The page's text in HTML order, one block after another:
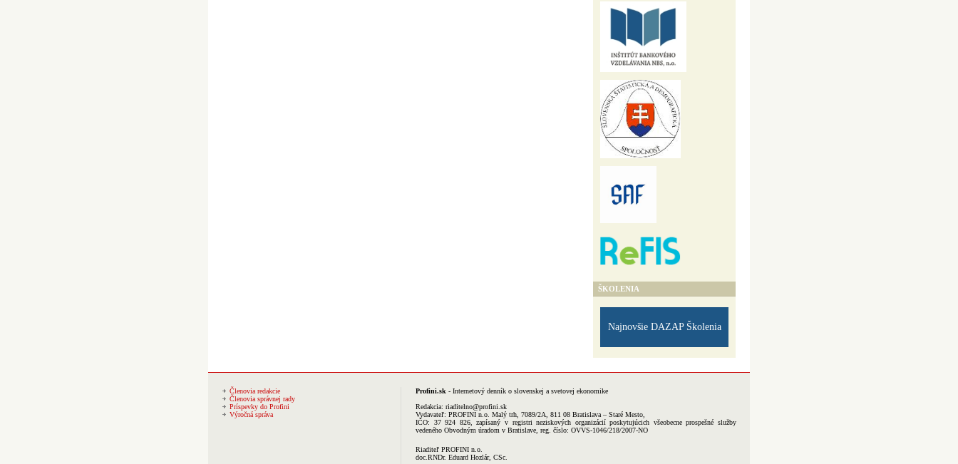
ŠKOLENIA
Najnovšie DAZAP Školenia
Členovia redakcie
Členovia správnej rady
Príspevky do Profini
Výročná správa
Profini.sk - Internetový denník o slovenskej a svetovej ekonomike
Redakcia: riaditelno@profini.sk
Vydavateľ: PROFINI n.o. Malý trh, 7089/2A, 811 08 Bratislava – Staré Mesto,
IČO: 37 924 826, zapísaný v registri neziskových organizácií poskytujúcich všeobecne prospešné služby
vedeného Obvodným úradom v Bratislave, reg. číslo: OVVS-1046/218/2007-NO
Riaditeľ PROFINI n.o.
doc.RNDr. Eduard Hozlár, CSc.